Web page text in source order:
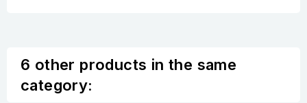
6 other products in the same
category: